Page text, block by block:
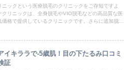
ニックという医療脱毛のクリニックをご存知ですよ
クリニックは、全身脱毛やVIO脱毛などの高品質な医
価格で提供しているクリニックです。さらに追加脱毛
イキララで-5歳肌！目の下たるみ口コミ
証